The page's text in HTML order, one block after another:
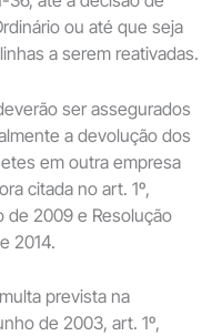
ou até que seja
a serem reativadas.
ser assegurados
a devolução dos
em outra empresa
citada no art. 1º,
de 2009 e Resolução
2014.
prevista na
de 2003, art. 1º,